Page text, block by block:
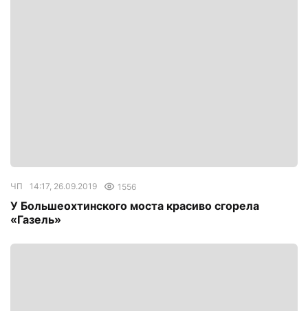
ЧП 14:17, 26.09.2019 1556
У Большеохтинского моста красиво сгорела
«Газель»